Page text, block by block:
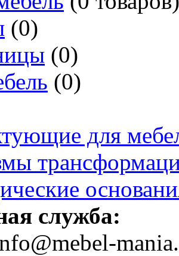
(0)
(0)
(0)
для
служба: